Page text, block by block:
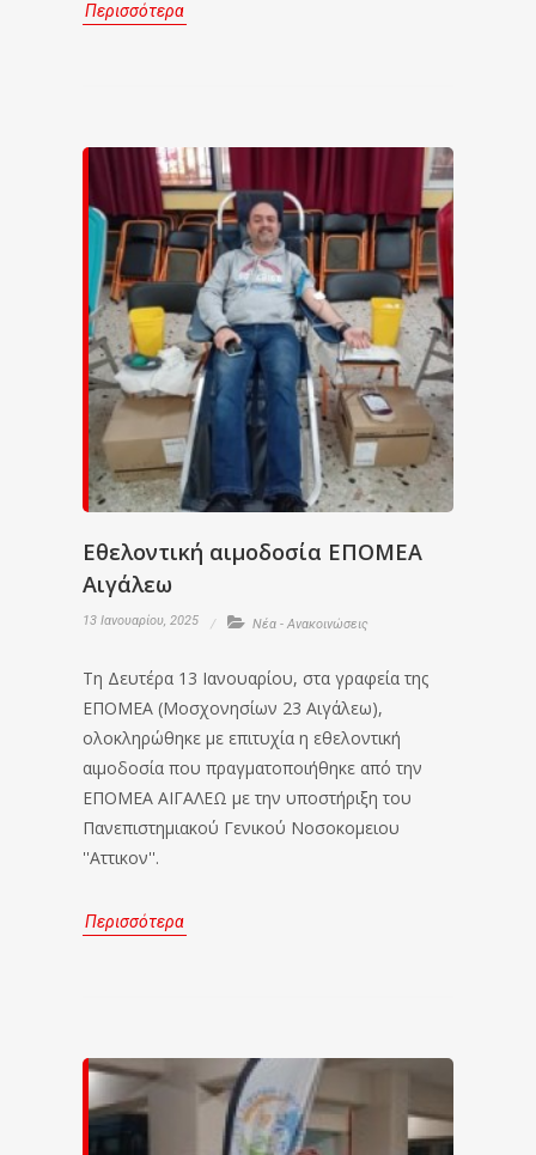
Περισσότερα
Εθελοντική αιμοδοσία ΕΠΟΜΕΑ
Αιγάλεω
13 Ιανουαρίου, 2025 Νέα - Ανακοινώσεις
Τη Δευτέρα 13 Ιανουαρίου, στα γραφεία της
ΕΠΟΜΕΑ (Μοσχονησίων 23 Αιγάλεω),
ολοκληρώθηκε με επιτυχία η εθελοντική
αιμοδοσία που πραγματοποιήθηκε από την
ΕΠΟΜΕΑ ΑΙΓΑΛΕΩ με την υποστήριξη του
Πανεπιστημιακού Γενικού Νοσοκομειου
''Αττικον''.
Περισσότερα